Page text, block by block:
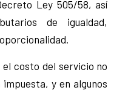
Ley 505/58, así
de igualdad,
el costo del servicio no
y en algunos